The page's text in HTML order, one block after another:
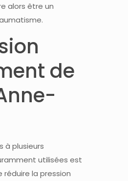
alors être un
de
à plusieurs
utilisées est
la pression